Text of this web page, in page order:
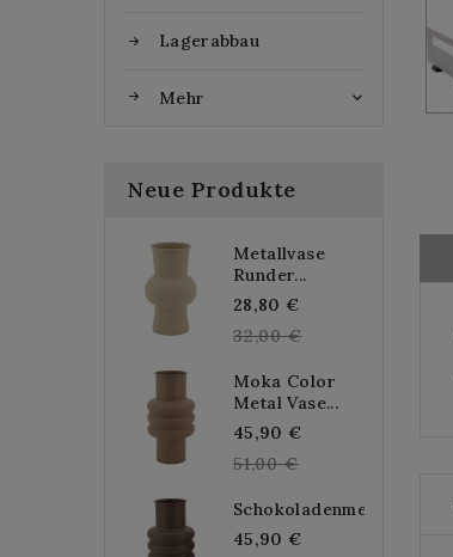
Lagerabbau
Mehr 
Neue Produkte
Metallvase
Runder...
28,80 €
price
32,00 €
Moka Color
Metal Vase...
45,90 €
51,00 €
Schokoladenmetallvase...
45,90 €